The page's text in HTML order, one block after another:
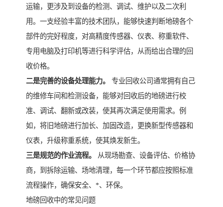
运输，更涉及到设备的检测、调试、维护以及二次利
用。一支经验丰富的技术团队，能够快速判断地磅各个
部件的完好程度，对高精度传感器、仪表、称重软件、
专用电脑及打印机等进行科学评估，从而给出合理的回
收价格。
二是完善的设备处理能力。
专业回收公司通常拥有自己
的维修车间和检测设备，能够对回收后的地磅进行校
准、调试、翻新或改装，使其再次满足使用需求。例
如，将旧地磅进行加长、加固改造，更换新型传感器和
仪表，升级称重系统，使其焕发新生。
三是规范的作业流程。
从现场勘查、设备评估、价格协
商，到拆除运输、场地清理，每一个环节都应按照标准
流程操作，确保安全、*、环保。
地磅回收中的常见问题